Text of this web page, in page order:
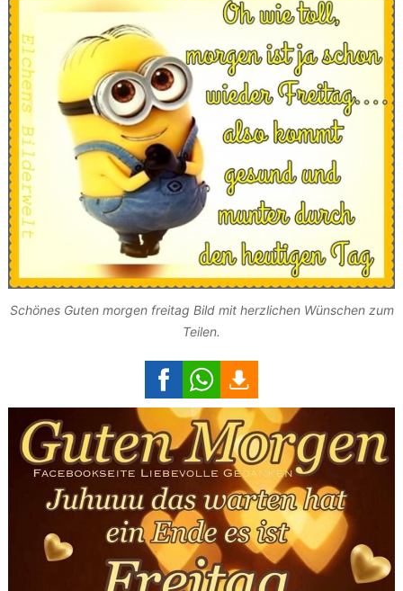
Schönes Guten morgen freitag Bild mit herzlichen Wünschen zum
Teilen.